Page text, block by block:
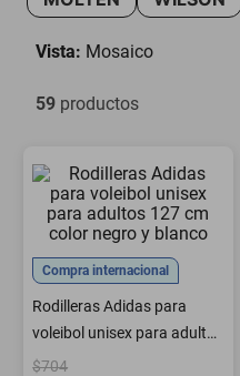
Vista: Mosaico
59 productos
Compra internacional
Rodilleras Adidas para
voleibol unisex para adultos
127 cm color negro y
$704